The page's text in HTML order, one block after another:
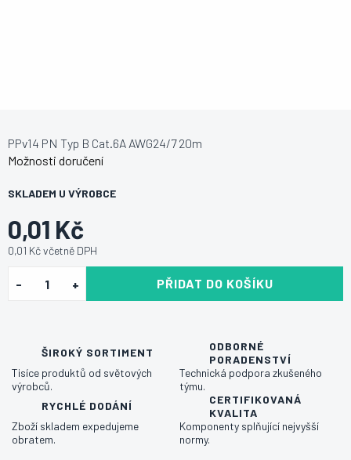
0,01 Kč
0,01 Kč včetně DPH
SKLADEM U VÝROBCE
Možnosti doručení
PŘIDAT DO KOŠÍKU
PPv14 PN Typ B Cat.6A AWG24/7 20m
ŠIROKÝ SORTIMENT
Tisíce produktů od světových
výrobců.
ODBORNÉ
PORADENSTVÍ
Technická podpora zkušeného
týmu.
RYCHLÉ DODÁNÍ
Zboží skladem expedujeme
obratem.
CERTIFIKOVANÁ
KVALITA
Komponenty splňující nejvyšší
normy.